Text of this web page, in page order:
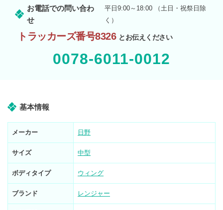
お電話での問い合わ
せ
平日9:00～18:00 （土日・祝祭日除
く）
トラッカーズ番号8326 とお伝えください
0078-6011-0012
基本情報
メーカー 日野
サイズ 中型
ボディタイプ ウィング
ブランド レンジャー